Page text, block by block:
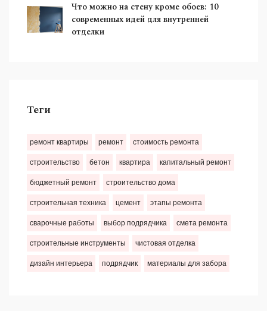
Что можно на стену кроме обоев: 10
современных идей для внутренней
отделки
Теги
ремонт квартиры ремонт стоимость ремонта
строительство бетон квартира капитальный ремонт
бюджетный ремонт строительство дома
строительная техника цемент этапы ремонта
сварочные работы выбор подрядчика смета ремонта
строительные инструменты чистовая отделка
дизайн интерьера подрядчик материалы для забора